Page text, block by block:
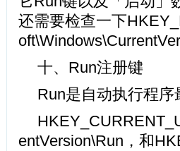
还需要检查一下
十、Run注册键
Run是自动执行程
entVersion\Run，和